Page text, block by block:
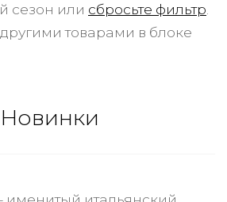
сезон или сбросьте фильтр
товарами в блоке
Новинки